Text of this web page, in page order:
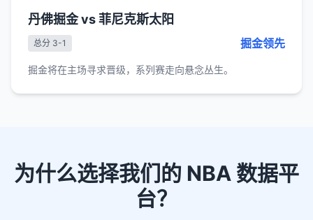
丹佛掘金 vs 菲尼克斯太阳
总分 3-1 掘金领先
掘金将在主场寻求晋级，系列赛走向悬念丛生。
为什么选择我们的 NBA 数据平
台？